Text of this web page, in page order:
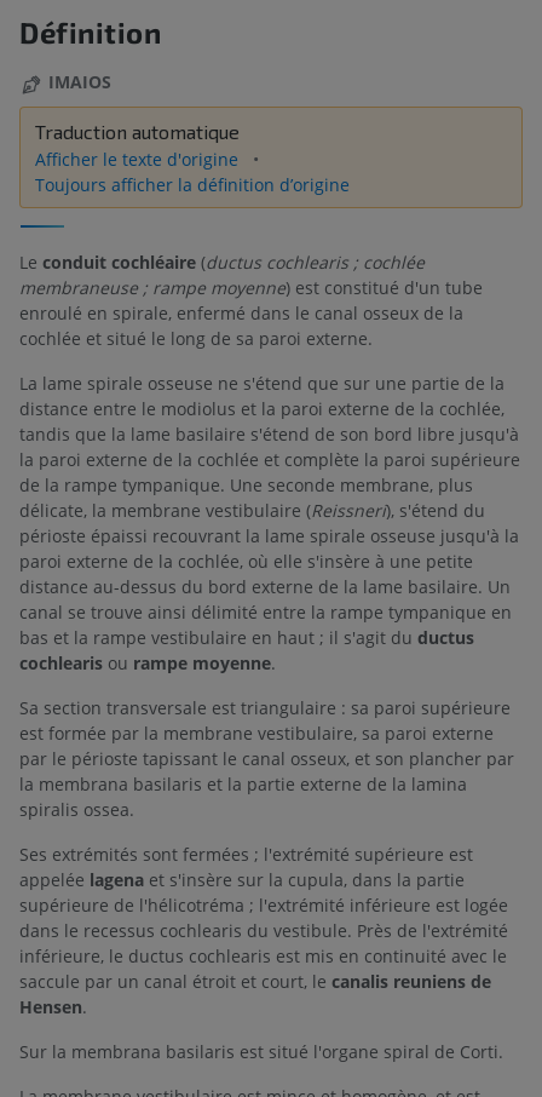
Définition
IMAIOS
Traduction automatique
Afficher le texte d'origine
Toujours afficher la définition d’origine
Le conduit cochléaire (ductus cochlearis ; cochlée
membraneuse ; rampe moyenne) est constitué d'un tube
enroulé en spirale, enfermé dans le canal osseux de la
cochlée et situé le long de sa paroi externe.
La lame spirale osseuse ne s'étend que sur une partie de la
distance entre le modiolus et la paroi externe de la cochlée,
tandis que la lame basilaire s'étend de son bord libre jusqu'à
la paroi externe de la cochlée et complète la paroi supérieure
de la rampe tympanique. Une seconde membrane, plus
délicate, la membrane vestibulaire (Reissneri), s'étend du
périoste épaissi recouvrant la lame spirale osseuse jusqu'à la
paroi externe de la cochlée, où elle s'insère à une petite
distance au-dessus du bord externe de la lame basilaire. Un
canal se trouve ainsi délimité entre la rampe tympanique en
bas et la rampe vestibulaire en haut ; il s'agit du ductus
cochlearis ou rampe moyenne.
Sa section transversale est triangulaire : sa paroi supérieure
est formée par la membrane vestibulaire, sa paroi externe
par le périoste tapissant le canal osseux, et son plancher par
la membrana basilaris et la partie externe de la lamina
spiralis ossea.
Ses extrémités sont fermées ; l'extrémité supérieure est
appelée lagena et s'insère sur la cupula, dans la partie
supérieure de l'hélicotréma ; l'extrémité inférieure est logée
dans le recessus cochlearis du vestibule. Près de l'extrémité
inférieure, le ductus cochlearis est mis en continuité avec le
saccule par un canal étroit et court, le canalis reuniens de
Hensen.
Sur la membrana basilaris est situé l'organe spiral de Corti.